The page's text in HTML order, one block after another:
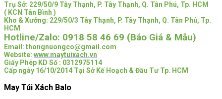
Trụ Sở: 229/50/9 Tây Thạnh, P. Tây Thạnh, Q. Tân Phú, Tp. HCM
( KCN Tân Bình )
Kho & Xưởng: 229/50/3 Tây Thạnh, P. Tây Thạnh, Q. Tân Phú, Tp.
HCM
Hotline/Zalo: 0918 58 46 69 (Báo Giá & Mẫu)
Email: thongnuongco@gmail.com
Website: www.maytuixach.vn
Giấy Phép KD Số : 0312975114
Cấp ngày 16/10/2014 Tại Sở Kế Hoạch & Đầu Tư Tp. HCM
May Túi Xách Balo